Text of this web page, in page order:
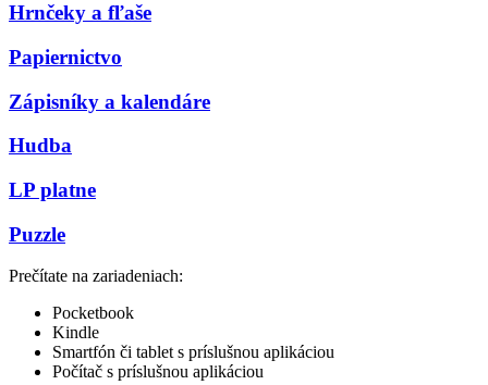
Hrnčeky a fľaše
Papiernictvo
Zápisníky a kalendáre
Hudba
LP platne
Puzzle
Prečítate na zariadeniach:
Pocketbook
Kindle
Smartfón či tablet s príslušnou aplikáciou
Počítač s príslušnou aplikáciou